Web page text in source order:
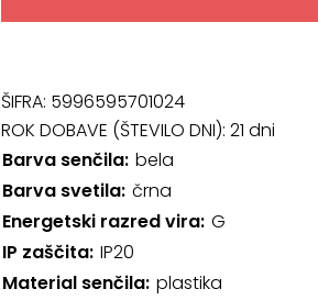
količina
ŠIFRA: 5996595701024
ROK DOBAVE (ŠTEVILO DNI): 21 dni
Barva senčila bela
Barva svetila črna
Energetski razred vira G
IP zaščita IP20
Material senčila plastika